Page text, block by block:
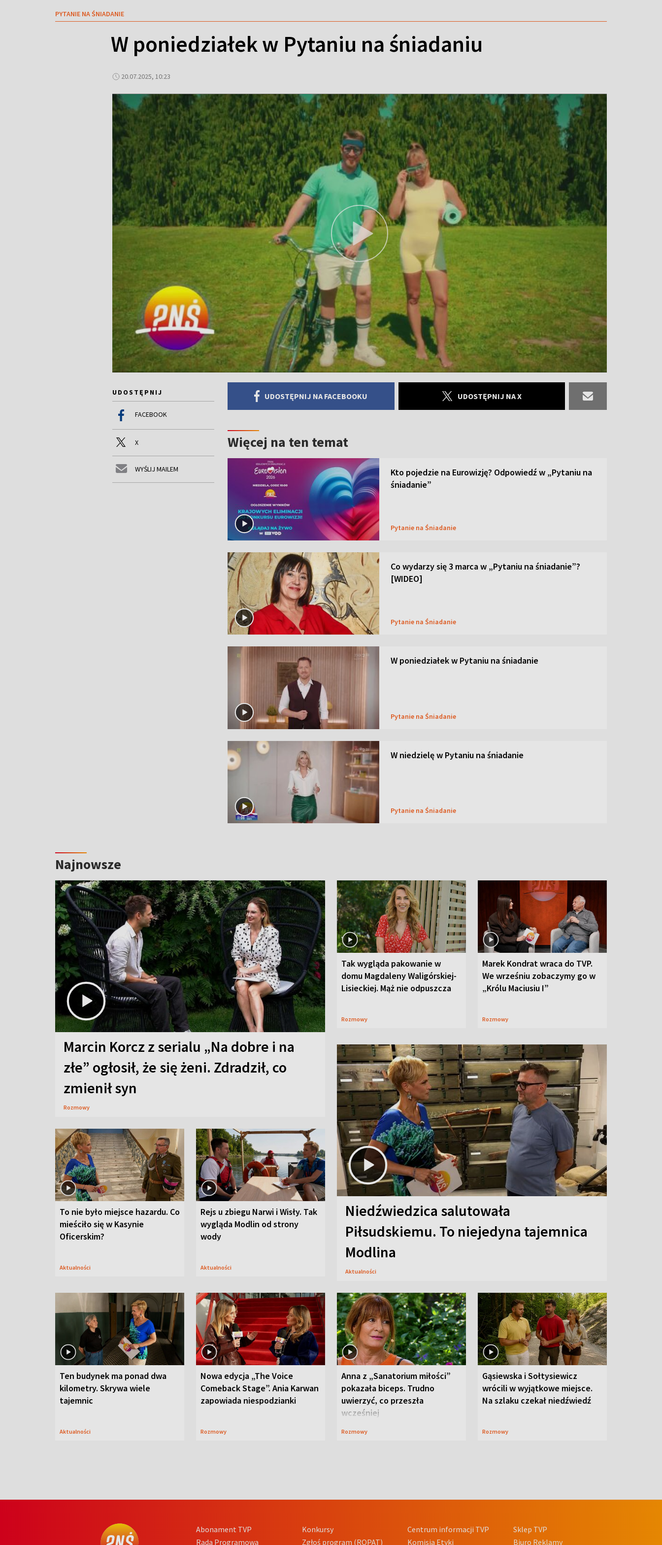
PYTANIE NA ŚNIADANIE
W poniedziałek w Pytaniu na śniadaniu
20.07.2025, 10:23
UDOSTĘPNIJ
FACEBOOK
X
WYŚLIJ MAILEM
UDOSTĘPNIJ NA FACEBOOKU UDOSTĘPNIJ NA X
Więcej na ten temat
Kto pojedzie na Eurowizję? Odpowiedź w „Pytaniu na
śniadanie”
Pytanie na Śniadanie
Co wydarzy się 3 marca w „Pytaniu na śniadanie”?
[WIDEO]
Pytanie na Śniadanie
W poniedziałek w Pytaniu na śniadanie
Pytanie na Śniadanie
W niedzielę w Pytaniu na śniadanie
Pytanie na Śniadanie
Najnowsze
Marcin Korcz z serialu „Na dobre i na
złe” ogłosił, że się żeni. Zdradził, co
zmienił syn
Rozmowy
Tak wygląda pakowanie w
domu Magdaleny Waligórskiej-
Lisieckiej. Mąż nie odpuszcza
Rozmowy
Marek Kondrat wraca do TVP.
We wrześniu zobaczymy go w
„Królu Maciusiu I”
Rozmowy
To nie było miejsce hazardu. Co
mieściło się w Kasynie
Oficerskim?
Aktualności
Rejs u zbiegu Narwi i Wisły. Tak
wygląda Modlin od strony
wody
Aktualności
Niedźwiedzica salutowała
Piłsudskiemu. To niejedyna tajemnica
Modlina
Aktualności
Ten budynek ma ponad dwa
kilometry. Skrywa wiele
tajemnic
Aktualności
Nowa edycja „The Voice
Comeback Stage”. Ania Karwan
zapowiada niespodzianki
Rozmowy
Anna z „Sanatorium miłości”
pokazała biceps. Trudno
uwierzyć, co przeszła
wcześniej
Rozmowy
Gąsiewska i Sołtysiewicz
wrócili w wyjątkowe miejsce.
Na szlaku czekał niedźwiedź
Rozmowy
Abonament TVP
Rada Programowa
Konkursy
Zgłoś program (ROPAT)
Centrum informacji TVP
Komisja Etyki
Sklep TVP
Biuro Reklamy